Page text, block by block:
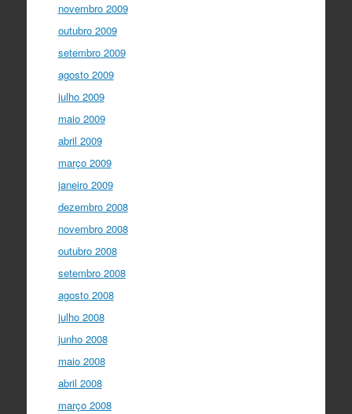
novembro 2009
outubro 2009
setembro 2009
agosto 2009
julho 2009
maio 2009
abril 2009
março 2009
janeiro 2009
dezembro 2008
novembro 2008
outubro 2008
setembro 2008
agosto 2008
julho 2008
junho 2008
maio 2008
abril 2008
março 2008